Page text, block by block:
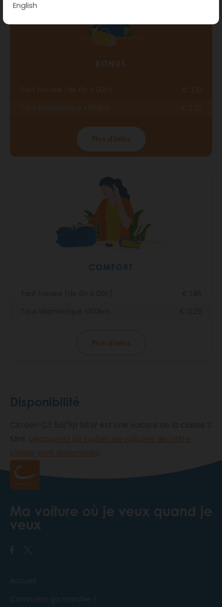
English
BONUS
Tarif horaire (de 6h à 00h)
€ 2.10
Plus d'infos
COMFORT
Plus d'infos
Disponibilité
Découvrez où toutes les voitures de cette
classe sont disponibles
Ma voiture où je veux quand je
veux
Accueil
Comment ça marche ?